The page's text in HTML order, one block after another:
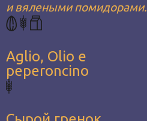
и вялеными помидорами.
Aglio, Olio e
peperoncino